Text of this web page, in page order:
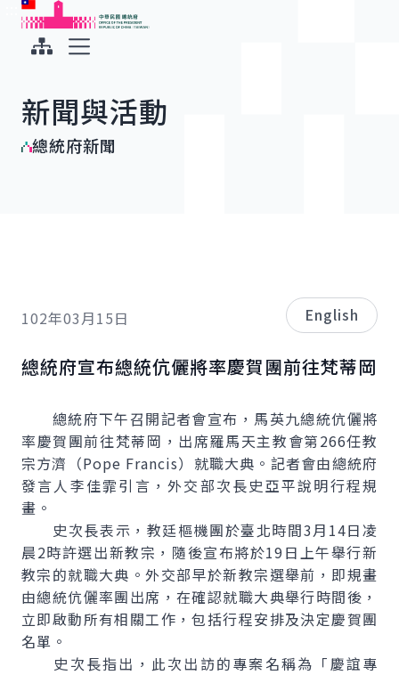
跳到主要內容
中華民國總統府
新聞與活動
總統府新聞
102年03月15日 English
總統府宣布總統伉儷將率慶賀團前往梵蒂岡
總統府下午召開記者會宣布，馬英九總統伉儷將
率慶賀團前往梵蒂岡，出席羅馬天主教會第266任教
宗方濟（Pope Francis）就職大典。記者會由總統府
發言人李佳霏引言，外交部次長史亞平說明行程規
畫。
史次長表示，教廷樞機團於臺北時間3月14日凌
晨2時許選出新教宗，隨後宣布將於19日上午舉行新
教宗的就職大典。外交部早於新教宗選舉前，即規畫
由總統伉儷率團出席，在確認就職大典舉行時間後，
立即啟動所有相關工作，包括行程安排及決定慶賀團
名單。
史次長指出，此次出訪的專案名稱為「慶誼專